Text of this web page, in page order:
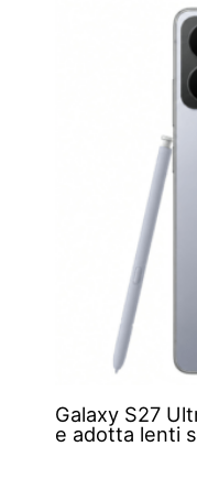
Galaxy S27
e adotta lenti